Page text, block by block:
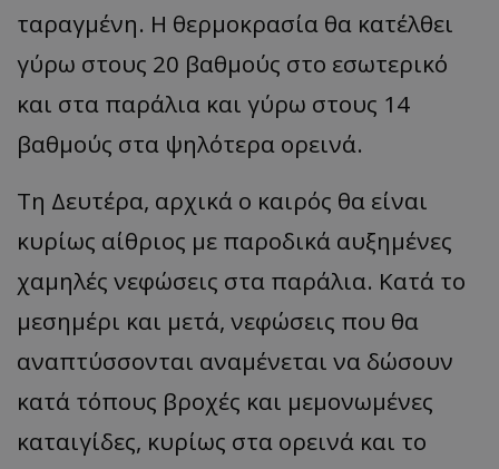
ταραγμένη. Η θερμοκρασία θα κατέλθει
γύρω στους 20 βαθμούς στο εσωτερικό
και στα παράλια και γύρω στους 14
βαθμούς στα ψηλότερα ορεινά.
Τη Δευτέρα, αρχικά ο καιρός θα είναι
κυρίως αίθριος με παροδικά αυξημένες
χαμηλές νεφώσεις στα παράλια. Κατά το
μεσημέρι και μετά, νεφώσεις που θα
αναπτύσσονται αναμένεται να δώσουν
κατά τόπους βροχές και μεμονωμένες
καταιγίδες, κυρίως στα ορεινά και το